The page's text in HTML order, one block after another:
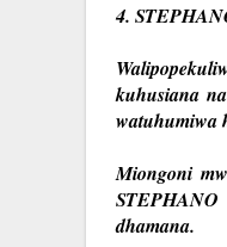
4.
kuhusiana
watuhumiwa
Miongoni
dhamana.